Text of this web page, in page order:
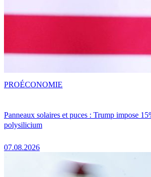
Panneaux solaires et puces : Trump impose
polysilicium
07.08.2026
PROÉCONOMIE